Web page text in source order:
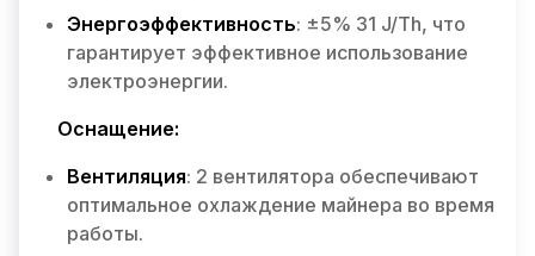
Энергоэффективность: ±5% 31 J/Th, что
гарантирует эффективное использование
электроэнергии.
Оснащение:
Вентиляция: 2 вентилятора обеспечивают
оптимальное охлаждение майнера во время
работы.